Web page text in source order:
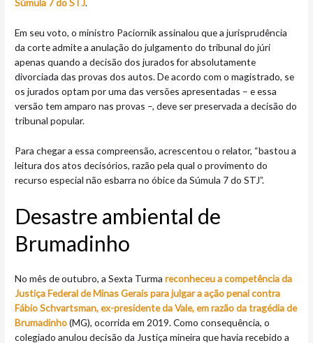
Súmula 7 do STJ.
Em seu voto, o ministro Paciornik assinalou que a jurisprudência
da corte admite a anulação do julgamento do tribunal do júri
apenas quando a decisão dos jurados for absolutamente
divorciada das provas dos autos. De acordo com o magistrado, se
os jurados optam por uma das versões apresentadas – e essa
versão tem amparo nas provas –, deve ser preservada a decisão do
tribunal popular.
Para chegar a essa compreensão, acrescentou o relator, “bastou a
leitura dos atos decisórios, razão pela qual o provimento do
recurso especial não esbarra no óbice da Súmula 7 do STJ”.
Desastre ambiental de
Brumadinho
No mês de outubro, a Sexta Turma reconheceu a competência da
Justiça Federal de Minas Gerais para julgar a ação penal contra
Fábio Schvartsman, ex-presidente da Vale, em razão da tragédia de
Brumadinho(MG), ocorrida em 2019. Como consequência, o
colegiado anulou decisão da Justiça mineira que havia recebido a